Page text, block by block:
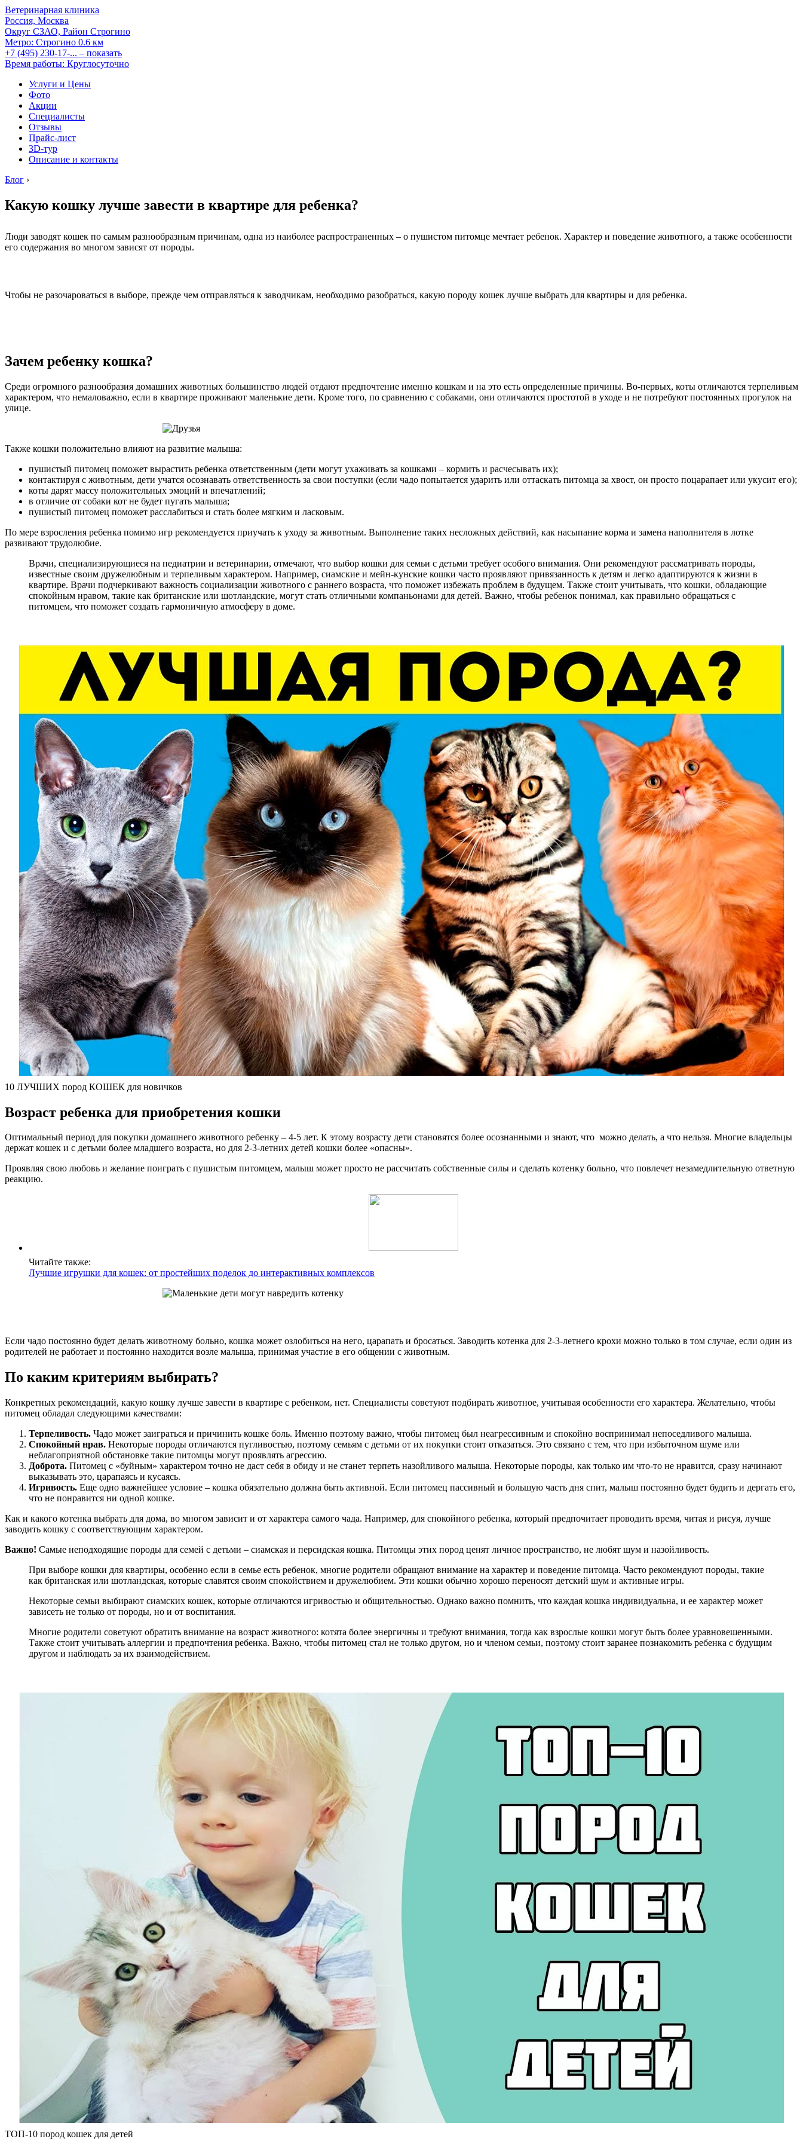
Ветеринарная клиника
Россия, Москва
Округ СЗАО, Район Строгино
Метро: Строгино 0.6 км
+7 (495) 230-17-... – показать
Время работы: Круглосуточно
Услуги и Цены
Фото
Акции
Специалисты
Отзывы
Прайс-лист
3D-тур
Описание и контакты
Блог ›
Какую кошку лучше завести в квартире для ребенка?
Люди заводят кошек по самым разнообразным причинам, одна из наиболее распространенных – о пушистом питомце мечтает ребенок. Характер и поведение животного, а также особенности
его содержания во многом зависят от породы.
Чтобы не разочароваться в выборе, прежде чем отправляться к заводчикам, необходимо разобраться, какую породу кошек лучше выбрать для квартиры и для ребенка.
Зачем ребенку кошка?
Среди огромного разнообразия домашних животных большинство людей отдают предпочтение именно кошкам и на это есть определенные причины. Во-первых, коты отличаются терпеливым
характером, что немаловажно, если в квартире проживают маленькие дети. Кроме того, по сравнению с собаками, они отличаются простотой в уходе и не потребуют постоянных прогулок на
улице.
Также кошки положительно влияют на развитие малыша:
пушистый питомец поможет вырастить ребенка ответственным (дети могут ухаживать за кошками – кормить и расчесывать их);
контактируя с животным, дети учатся осознавать ответственность за свои поступки (если чадо попытается ударить или оттаскать питомца за хвост, он просто поцарапает или укусит его);
коты дарят массу положительных эмоций и впечатлений;
в отличие от собаки кот не будет пугать малыша;
пушистый питомец поможет расслабиться и стать более мягким и ласковым.
По мере взросления ребенка помимо игр рекомендуется приучать к уходу за животным. Выполнение таких несложных действий, как насыпание корма и замена наполнителя в лотке
развивают трудолюбие.
Врачи, специализирующиеся на педиатрии и ветеринарии, отмечают, что выбор кошки для семьи с детьми требует особого внимания. Они рекомендуют рассматривать породы,
известные своим дружелюбным и терпеливым характером. Например, сиамские и мейн-кунские кошки часто проявляют привязанность к детям и легко адаптируются к жизни в
квартире. Врачи подчеркивают важность социализации животного с раннего возраста, что поможет избежать проблем в будущем. Также стоит учитывать, что кошки, обладающие
спокойным нравом, такие как британские или шотландские, могут стать отличными компаньонами для детей. Важно, чтобы ребенок понимал, как правильно обращаться с
питомцем, что поможет создать гармоничную атмосферу в доме.
10 ЛУЧШИХ пород КОШЕК для новичков
Возраст ребенка для приобретения кошки
Оптимальный период для покупки домашнего животного ребенку – 4-5 лет. К этому возрасту дети становятся более осознанными и знают, что можно делать, а что нельзя. Многие владельцы
держат кошек и с детьми более младшего возраста, но для 2-3-летних детей кошки более «опасны».
Проявляя свою любовь и желание поиграть с пушистым питомцем, малыш может просто не рассчитать собственные силы и сделать котенку больно, что повлечет незамедлительную ответную
реакцию.
Читайте также:
Лучшие игрушки для кошек: от простейших поделок до интерактивных комплексов
Если чадо постоянно будет делать животному больно, кошка может озлобиться на него, царапать и бросаться. Заводить котенка для 2-3-летнего крохи можно только в том случае, если один из
родителей не работает и постоянно находится возле малыша, принимая участие в его общении с животным.
По каким критериям выбирать?
Конкретных рекомендаций, какую кошку лучше завести в квартире с ребенком, нет. Специалисты советуют подбирать животное, учитывая особенности его характера. Желательно, чтобы
питомец обладал следующими качествами:
Терпеливость. Чадо может заиграться и причинить кошке боль. Именно поэтому важно, чтобы питомец был неагрессивным и спокойно воспринимал непоседливого малыша.
Спокойный нрав. Некоторые породы отличаются пугливостью, поэтому семьям с детьми от их покупки стоит отказаться. Это связано с тем, что при избыточном шуме или
неблагоприятной обстановке такие питомцы могут проявлять агрессию.
Доброта. Питомец с «буйным» характером точно не даст себя в обиду и не станет терпеть назойливого малыша. Некоторые породы, как только им что-то не нравится, сразу начинают
выказывать это, царапаясь и кусаясь.
Игривость. Еще одно важнейшее условие – кошка обязательно должна быть активной. Если питомец пассивный и большую часть дня спит, малыш постоянно будет будить и дергать его,
что не понравится ни одной кошке.
Как и какого котенка выбрать для дома, во многом зависит и от характера самого чада. Например, для спокойного ребенка, который предпочитает проводить время, читая и рисуя, лучше
заводить кошку с соответствующим характером.
Важно! Самые неподходящие породы для семей с детьми – сиамская и персидская кошка. Питомцы этих пород ценят личное пространство, не любят шум и назойливость.
При выборе кошки для квартиры, особенно если в семье есть ребенок, многие родители обращают внимание на характер и поведение питомца. Часто рекомендуют породы, такие
как британская или шотландская, которые славятся своим спокойствием и дружелюбием. Эти кошки обычно хорошо переносят детский шум и активные игры.
Некоторые семьи выбирают сиамских кошек, которые отличаются игривостью и общительностью. Однако важно помнить, что каждая кошка индивидуальна, и ее характер может
зависеть не только от породы, но и от воспитания.
Многие родители советуют обратить внимание на возраст животного: котята более энергичны и требуют внимания, тогда как взрослые кошки могут быть более уравновешенными.
Также стоит учитывать аллергии и предпочтения ребенка. Важно, чтобы питомец стал не только другом, но и членом семьи, поэтому стоит заранее познакомить ребенка с будущим
другом и наблюдать за их взаимодействием.
ТОП-10 пород кошек для детей